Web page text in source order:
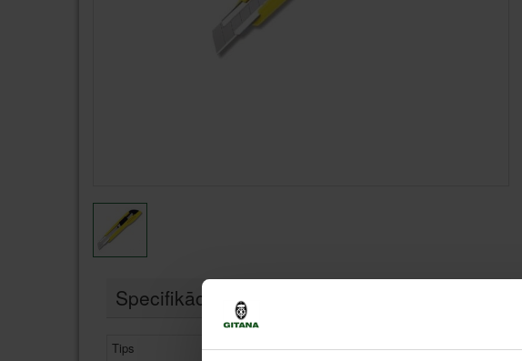
Specifikācija
Tips
Naži ar maināmiem asmeņiem